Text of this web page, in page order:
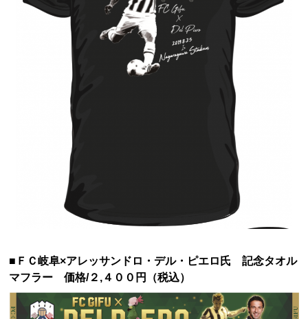
■ＦＣ岐阜×アレッサンドロ・デル・ピエロ氏 記念タオル
マフラー 価格/２,４００円（税込）